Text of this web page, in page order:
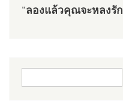
"ลองแล้วคุณจะหลงรัก
ฟอร์มค้นหา